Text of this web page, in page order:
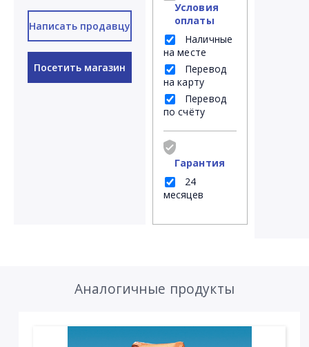
Написать продавцу
Посетить магазин
Условия
оплаты
Наличные
на месте
Перевод
на карту
Перевод
по счёту
Гарантия
24
месяцев
Аналогичные продукты